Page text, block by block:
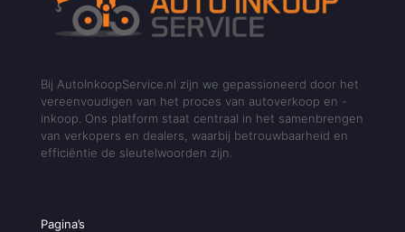
Bij AutoInkoopService.nl zijn we gepassioneerd door het
vereenvoudigen van het proces van autoverkoop en -
inkoop. Ons platform staat centraal in het samenbrengen
van verkopers en dealers, waarbij betrouwbaarheid en
efficiëntie de sleutelwoorden zijn.
Pagina’s